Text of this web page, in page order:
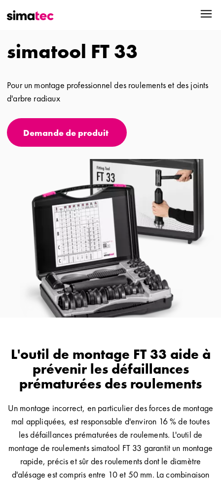
simatool FT 33
Pour un montage professionnel des roulements et des joints
d'arbre radiaux
Demande de produit
L'outil de montage FT 33 aide à
prévenir les défaillances
prématurées des roulements
Un montage incorrect, en particulier des forces de montage
mal appliquées, est responsable d'environ 16 % de toutes
les défaillances prématurées de roulements. L'outil de
montage de roulements simatool FT 33 garantit un montage
rapide, précis et sûr des roulements dont le diamètre
d'alésage est compris entre 10 et 50 mm. La combinaison